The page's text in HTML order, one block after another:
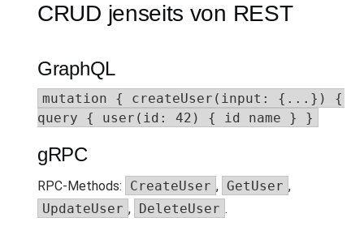
CRUD jenseits von REST
GraphQL
mutation { createUser(input: {...}) {
query { user(id: 42) { id name } }
gRPC
RPC-Methods: CreateUser , GetUser ,
UpdateUser , DeleteUser .